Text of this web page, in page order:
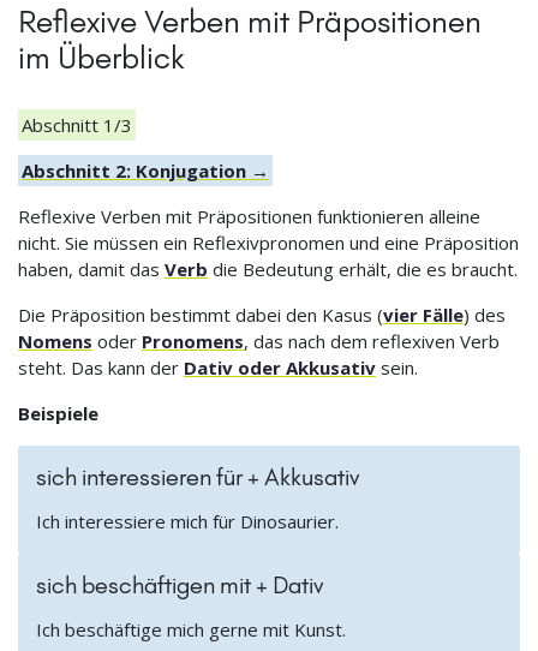
Reflexive Verben mit Präpositionen
im Überblick
Abschnitt 1/3
Abschnitt 2: Konjugation →
Reflexive Verben mit Präpositionen funktionieren alleine
nicht. Sie müssen ein Reflexivpronomen und eine Präposition
haben, damit das Verb die Bedeutung erhält, die es braucht.
Die Präposition bestimmt dabei den Kasus (vier Fälle) des
Nomens oder Pronomens, das nach dem reflexiven Verb
steht. Das kann der Dativ oder Akkusativ sein.
Beispiele
sich interessieren für + Akkusativ
Ich interessiere mich für Dinosaurier.
sich beschäftigen mit + Dativ
Ich beschäftige mich gerne mit Kunst.